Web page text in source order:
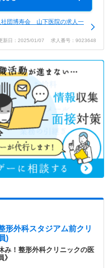
社団博寿会 山下医院の求人一
新日：2025/01/07 求人番号：9023648
形外科スタジアム前クリ
)
み！整形外科クリニックの医